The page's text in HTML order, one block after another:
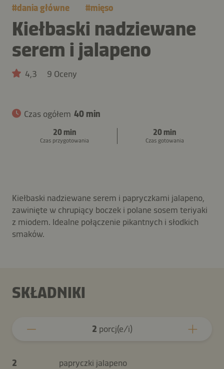
#dania główne #mięso
Kiełbaski nadziewane
serem i jalapeno
4,3 9 Oceny
Czas ogółem 40 min
20 min
Czas przygotowania
20 min
Czas gotowania
Kiełbaski nadziewane serem i papryczkami jalapeno,
zawinięte w chrupiący boczek i polane sosem teriyaki
z miodem. Idealne połączenie pikantnych i słodkich
smaków.
SKŁADNIKI
2 porcj(e/i)
2
papryczki jalapeno